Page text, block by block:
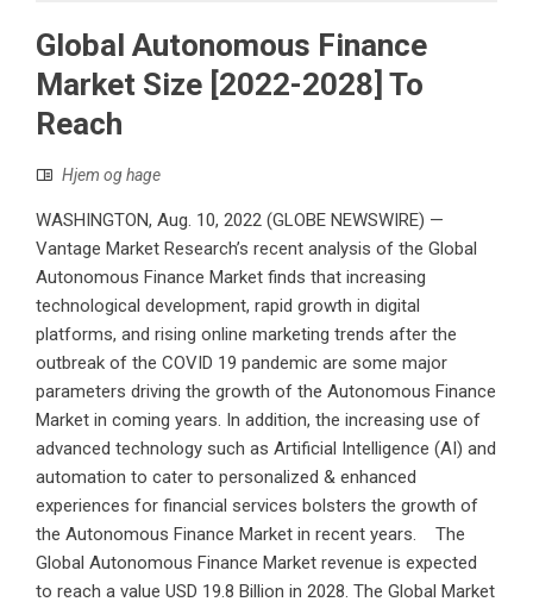
Global Autonomous Finance
Market Size [2022-2028] To
Reach
Hjem og hage
WASHINGTON, Aug. 10, 2022 (GLOBE NEWSWIRE) —
Vantage Market Research’s recent analysis of the Global
Autonomous Finance Market finds that increasing
technological development, rapid growth in digital
platforms, and rising online marketing trends after the
outbreak of the COVID 19 pandemic are some major
parameters driving the growth of the Autonomous Finance
Market in coming years. In addition, the increasing use of
advanced technology such as Artificial Intelligence (AI) and
automation to cater to personalized & enhanced
experiences for financial services bolsters the growth of
the Autonomous Finance Market in recent years. The
Global Autonomous Finance Market revenue is expected
to reach a value USD 19.8 Billion in 2028. The Global Market